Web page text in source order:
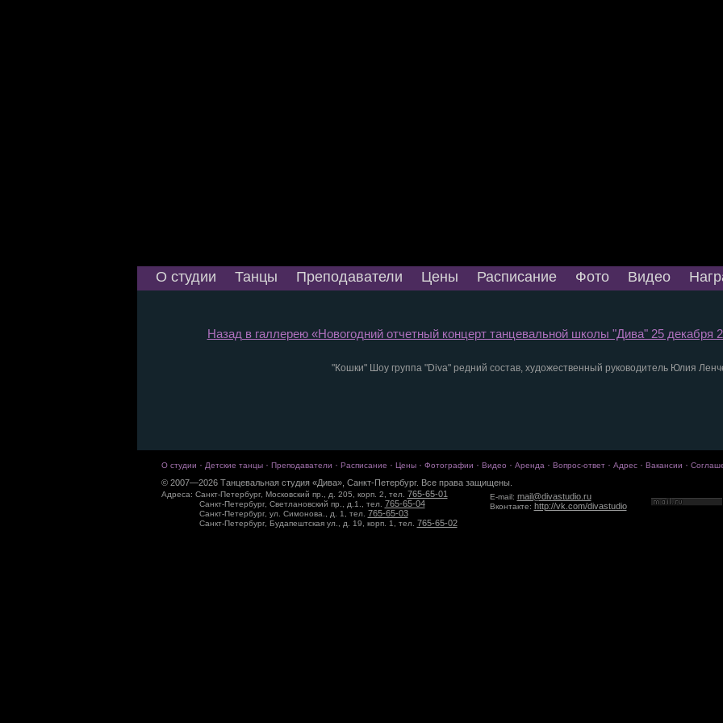
О студии Танцы Преподаватели Цены Расписание Фото Видео
Назад в галлерею «Новогодний отчетный концерт танцевальной школы "Дива" 25 декабря
"Кошки" Шоу группа "Diva" редний состав, художественный руководитель Юлия
О студии · Детские танцы· Преподаватели · Расписание · Цены· Фотографии · Видео · Аренда· Вопрос-ответ· Адрес· Вакансии ·
© 2007—2026 Танцевальная студия «Дива», Санкт-Петербург. Все права защищены.
Адреса: Санкт-Петербург, Московский пр., д. 205, корп. 2, тел. 765-65-01
Санкт-Петербург, Светлановский пр., д.1., тел. 765-65-04
Санкт-Петербург, ул. Симонова., д. 1, тел. 765-65-03
Санкт-Петербург, Будапештская ул., д. 19, корп. 1, тел. 765-65-02
E-mail: mail@divastudio.ru
Вконтакте: http://vk.com/divastudio